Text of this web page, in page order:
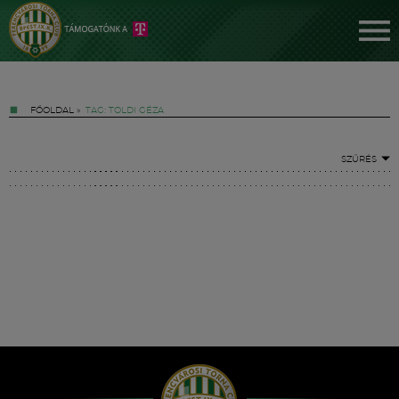
FŐOLDAL » TAG: TOLDI GÉZA
SZŰRÉS
Hírek